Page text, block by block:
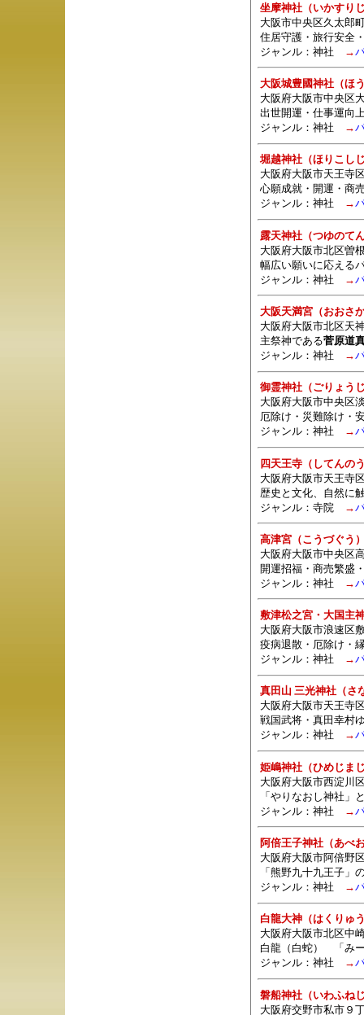
坐摩神社（いかすり
大阪市中央区久太郎
住居守護・旅行安全
ジャンル： 神社 →
大阪城豊國神社（ほ
大阪府大阪市中央区
出世開運・仕事運向
ジャンル： 神社 →
堀越神社（ほりこし
大阪府大阪市天王寺
心願成就・開運・商
ジャンル： 神社 →
露天神社（つゆのて
大阪府大阪市北区曽
幅広い願いに応える
ジャンル： 神社 →
大阪天満宮（おおさ
大阪府大阪市北区天
主祭神である菅原道
ジャンル： 神社 →
御霊神社（ごりょう
大阪府大阪市中央区
厄除け・災難除け・
ジャンル： 神社 →
四天王寺（してんの
大阪府大阪市天王寺
歴史と文化、自然に
ジャンル： 寺院→
高津宮（こうづぐう
大阪府大阪市中央区
開運招福・商売繁盛
ジャンル： 神社 →
敷津松之宮・大国主
大阪府大阪市浪速区
疫病退散・厄除け・
ジャンル： 神社 →
真田山 三光神社（さ
大阪府大阪市天王寺
戦国武将・真田幸村
ジャンル： 神社 →
姫嶋神社（ひめじま
大阪府大阪市西淀川
「やりなおし神社」
ジャンル： 神社 →
阿倍王子神社（あべ
大阪府大阪市阿倍野
「熊野九十九王子」
ジャンル： 神社 →
白龍大神（はくりゅ
大阪府大阪市北区中
白龍（白蛇） 「み
ジャンル： 神社 →
磐船神社（いわふね
大阪府交野市私市９